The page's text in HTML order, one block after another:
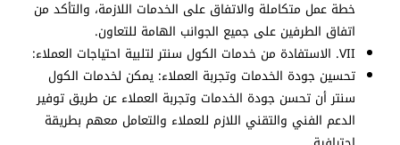
خطة عمل متكاملة والاتفاق على الخدمات اللازمة، والتأكد من
اتفاق الطرفين على جميع الجوانب الهامة للتعاون.
VII. الاستفادة من خدمات الكول سنتر لتلبية احتياجات العملاء:
تحسين جودة الخدمات وتجربة العملاء: يمكن لخدمات الكول
سنتر أن تحسن جودة الخدمات وتجربة العملاء عن طريق توفير
الدعم الفني والتقني اللازم للعملاء والتعامل معهم بطريقة